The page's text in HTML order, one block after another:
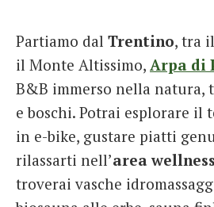
Partiamo dal Trentino, tra
il Monte Altissimo, Arpa di
B&B immerso nella natura,
e boschi. Potrai esplorare
in e-bike, gustare piatti
rilassarti nell’area wellness
troverai vasche